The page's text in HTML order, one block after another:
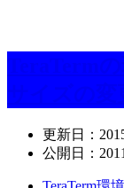
更新日：
公開日：